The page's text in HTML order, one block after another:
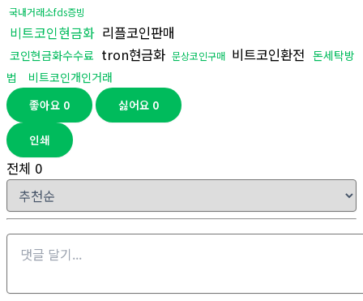
국내거래소fds증빙
비트코인현금화 리플코인판매
코인현금화수수료 tron현금화 문상코인구매 비트코인환전 돈세탁방
법
비트코인개인거래
좋아요 0 싫어요 0
인쇄
전체 0